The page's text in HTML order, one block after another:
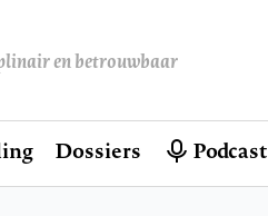
en betrouwbaar
Dossiers Podcast